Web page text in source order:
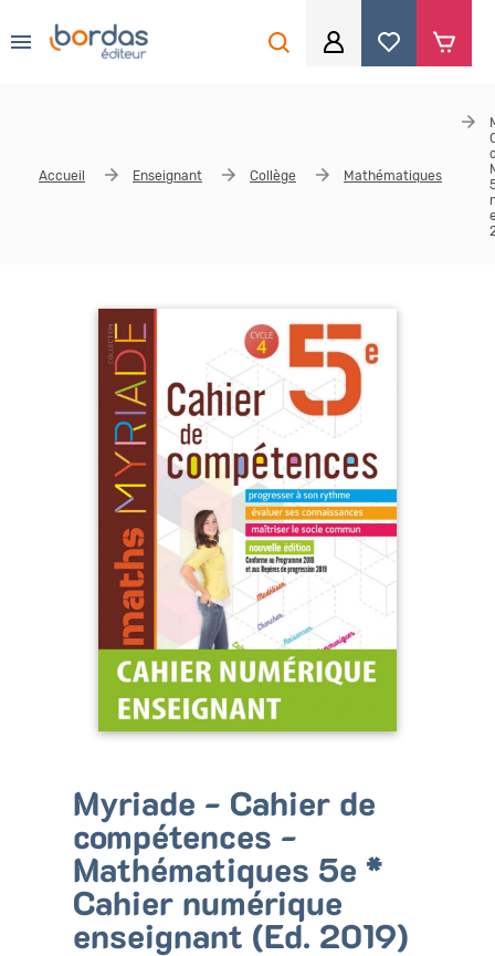
Se souvenir de moi
Mot de passe ou identifiant oublié
Bénéficiez de tarifs préférentiels
Téléchargez des ressources gratuites
Recevez des informations sur nos nouveautés
Accueil Enseignant Collège Mathématiques
Myriade - Cahier de
compétences -
Mathématiques 5e *
Cahier numérique
enseignant (Ed. 2019)